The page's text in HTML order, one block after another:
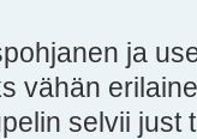
ja
vähän
selvii just